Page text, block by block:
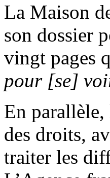
La Maison
son dossier
vingt pages
pour [se]
En parallèle,
des droits,
traiter les